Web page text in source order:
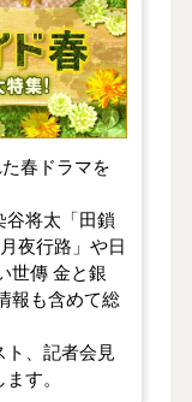
春ドラマを
将太「田鎖
夜行路」や日
世傳 金と銀
報も含めて総
、記者会見
す。